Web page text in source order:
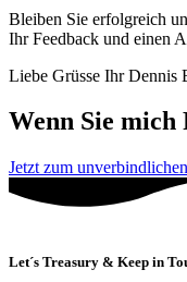
Bleiben Sie erfolgreich
Ihr Feedback und einen
Liebe Grüsse Ihr Dennis
Wenn Sie mich
Jetzt zum
Let´s Treasury & Keep in